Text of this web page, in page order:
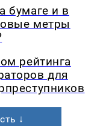
бумаге и в
метры
рейтинга
для
↓